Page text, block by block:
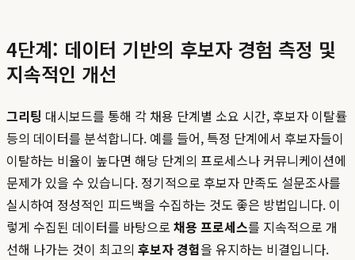
4단계: 데이터 기반의 후보자 경험 측정 및
지속적인 개선
그리팅 대시보드를 통해 각 채용 단계별 소요 시간, 후보자 이탈률
등의 데이터를 분석합니다. 예를 들어, 특정 단계에서 후보자들이
이탈하는 비율이 높다면 해당 단계의 프로세스나 커뮤니케이션에
문제가 있을 수 있습니다. 정기적으로 후보자 만족도 설문조사를
실시하여 정성적인 피드백을 수집하는 것도 좋은 방법입니다. 이
렇게 수집된 데이터를 바탕으로 채용 프로세스를 지속적으로 개
선해 나가는 것이 최고의 후보자 경험을 유지하는 비결입니다.